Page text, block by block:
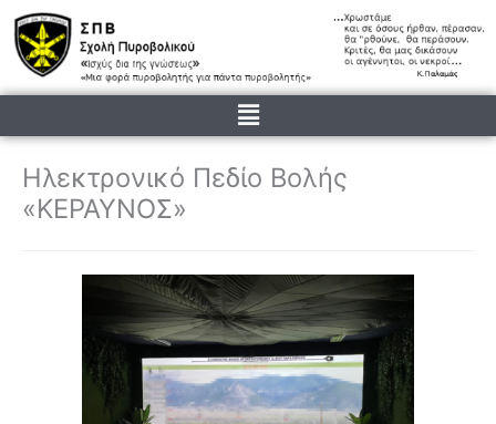
Μετάβαση
στο
περιεχόμενο
Menu
Ηλεκτρονικό Πεδίο Βολής
«ΚΕΡΑΥΝΟΣ»